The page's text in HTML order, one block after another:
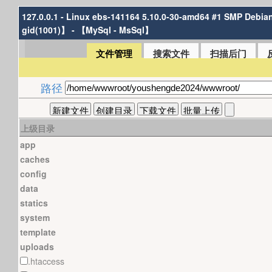
127.0.0.1 - Linux ebs-141164 5.10.0-30-amd64 #1 SMP
gid(1001)】 - 【MySql - MsSql】
文件管理 搜索文件 扫描后门
路径
上级目录
app
caches
config
data
statics
system
template
uploads
.htaccess